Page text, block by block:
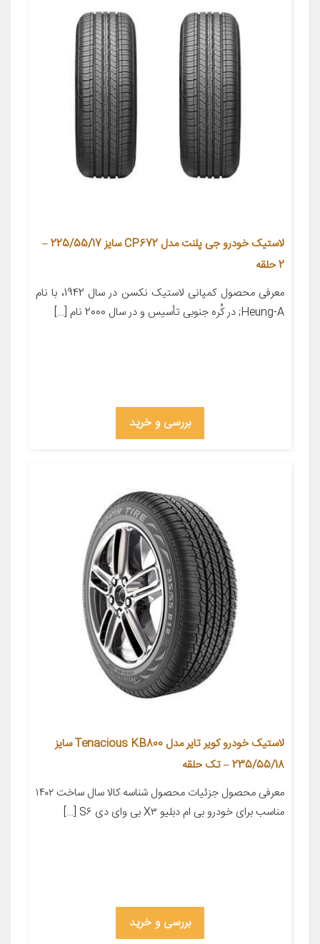
لاستیک خودرو جی پلنت مدل CP672 سایز 225/55/17 –
2 حلقه
معرفی محصول کمپانی لاستیک نکسن در سال 1942، با نام
Heung-A; در کُره­ جنوبی تأسیس و در سال 2000 نام […]
بررسی و خرید
لاستیک خودرو کویر تایر مدل Tenacious KB800 سایز
235/55/18 – تک حلقه
معرفی محصول جزئیات محصول شناسه کالا سال ساخت ۱۴۰۲
مناسب برای خودرو بی ام دبلیو X۳ بی وای دی S۶ […]
بررسی و خرید